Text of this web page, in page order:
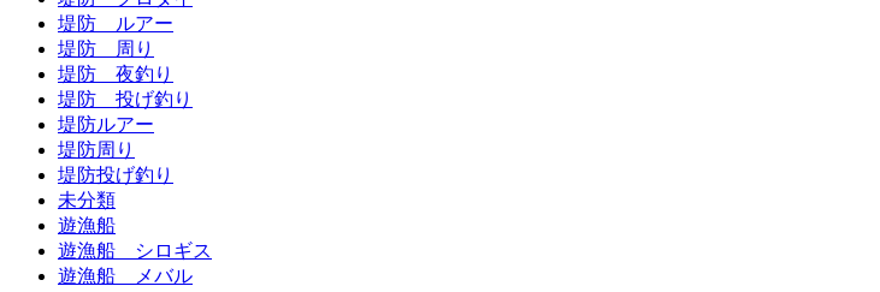
堤防 ルアー
堤防 周り
堤防 夜釣り
堤防 投げ釣り
堤防ルアー
堤防周り
堤防投げ釣り
未分類
遊漁船
遊漁船 シロギス
遊漁船 メバル